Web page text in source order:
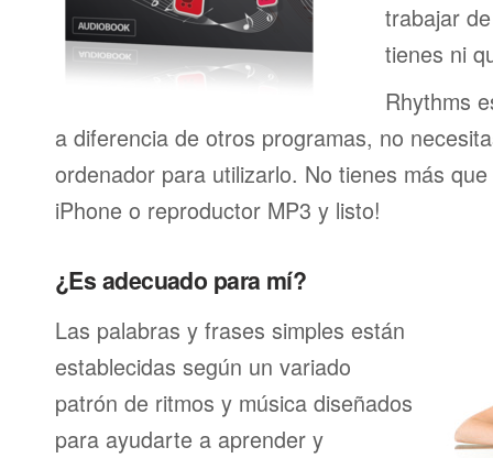
trabajar
tienes ni
Rhythms
a diferencia de otros programas, no
ordenador para utilizarlo. No tienes más
iPhone o reproductor MP3 y listo!
¿Es adecuado para mí?
Las palabras y frases simples están
establecidas según un variado
patrón de ritmos y música diseñados
para ayudarte a aprender y